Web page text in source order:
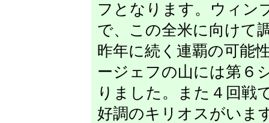
フとなります。ウィン
で、この全米に向けて
昨年に続く連覇の可能
ージェフの山には第６
りました。また４回戦
好調のキリオスがいま